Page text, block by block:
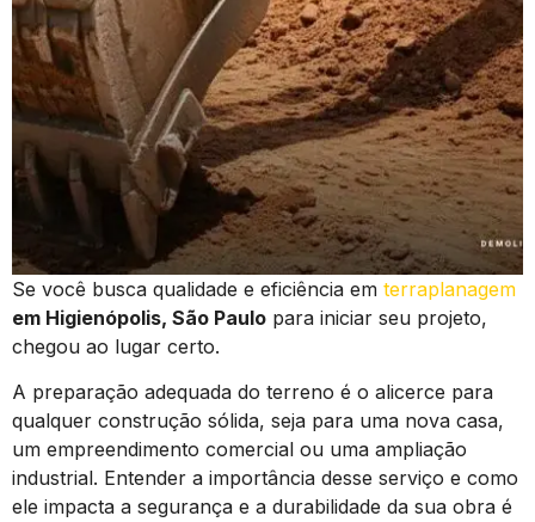
Se você busca qualidade e eficiência em terraplanagem
em Higienópolis, São Paulo para iniciar seu projeto,
chegou ao lugar certo.
A preparação adequada do terreno é o alicerce para
qualquer construção sólida, seja para uma nova casa,
um empreendimento comercial ou uma ampliação
industrial. Entender a importância desse serviço e como
ele impacta a segurança e a durabilidade da sua obra é